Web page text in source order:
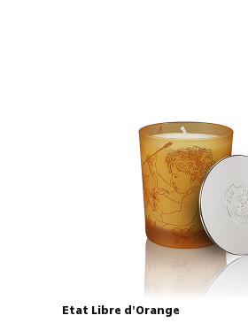
Подробнее
В корзину
Etat Libre d'Orange